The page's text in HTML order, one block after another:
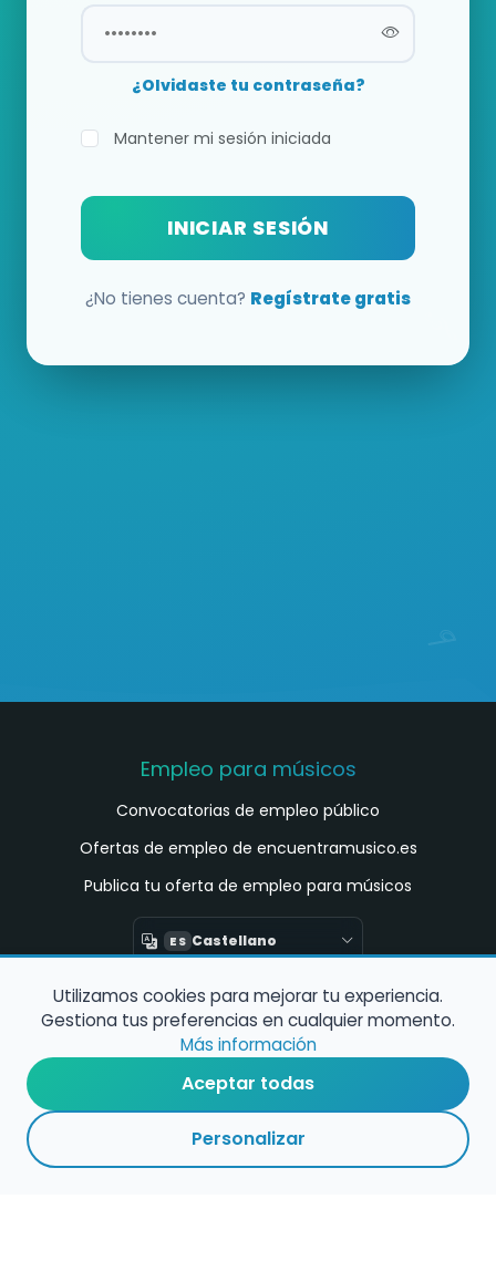
¿Olvidaste tu contraseña?
Mantener mi sesión iniciada
INICIAR SESIÓN
¿No tienes cuenta? Regístrate gratis
Empleo para músicos
Convocatorias de empleo público
Ofertas de empleo de encuentramusico.es
Publica tu oferta de empleo para músicos
ES Castellano
Encuentra Músico
Buscador de Músicos
Encuentra Pianista Acompañante
Asesoría para músicos y docentes
Utilizamos cookies para mejorar tu experiencia.
Gestiona tus preferencias en cualquier momento.
Más información
Aceptar todas
Personalizar